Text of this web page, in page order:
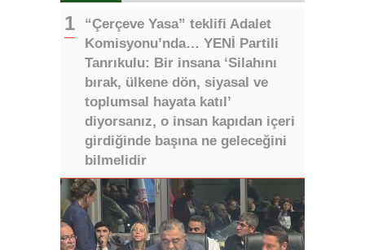
“Çerçeve Yasa” teklifi Adalet
Komisyonu’nda… YENİ Partili
Tanrıkulu: Bir insana ‘Silahını
bırak, ülkene dön, siyasal ve
toplumsal hayata katıl’
diyorsanız, o insan kapıdan içeri
girdiğinde başına ne geleceğini
bilmelidir